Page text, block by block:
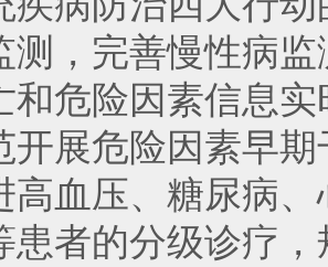
测，完善慢性病
和危险因素信息
开展危险因素早
高血压、糖尿病
患者的分级诊疗